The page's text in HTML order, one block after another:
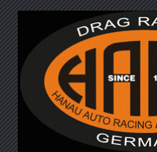
Hanau
Dragracing auf der 1/4